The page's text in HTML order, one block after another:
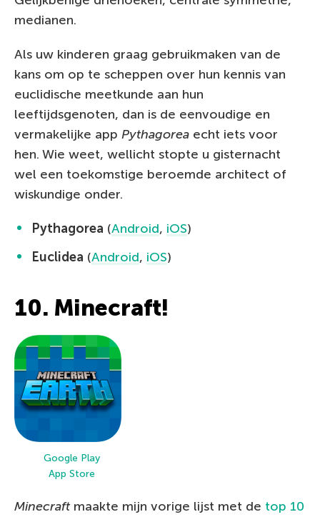
medianen.
Als uw kinderen graag gebruikmaken van de
kans om op te scheppen over hun kennis van
euclidische meetkunde aan hun
leeftijdsgenoten, dan is de eenvoudige en
vermakelijke app Pythagorea echt iets voor
hen. Wie weet, wellicht stopte u gisternacht
wel een toekomstige beroemde architect of
wiskundige onder.
Pythagorea (Android, iOS)
Euclidea (Android, iOS)
10. Minecraft!
Google Play
App Store
Minecraftmaakte mijn vorige lijst met de top 10